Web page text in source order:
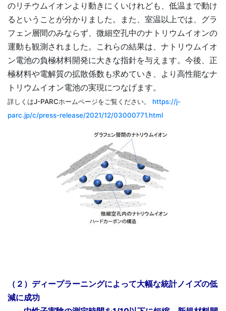
のリチウムイオンより動きにくいけれども、低温まで動け
るということが分かりました。また、室温以上では、グラ
フェン層間のみならず、微細空孔中のナトリウムイオンの
運動も観測されました。これらの結果は、ナトリウムイオ
ン電池の負極材料開発に大きな指針を与えます。今後、正
極材料や電解質の拡散係数も求めていき、より高性能なナ
トリウムイオン電池の実現につなげます。
詳しくはJ-PARCホームページをご覧ください。 https://j-
parc.jp/c/press-release/2021/12/03000771.html
（２）ディープラーニングによって大幅な統計ノイズの低
減に成功